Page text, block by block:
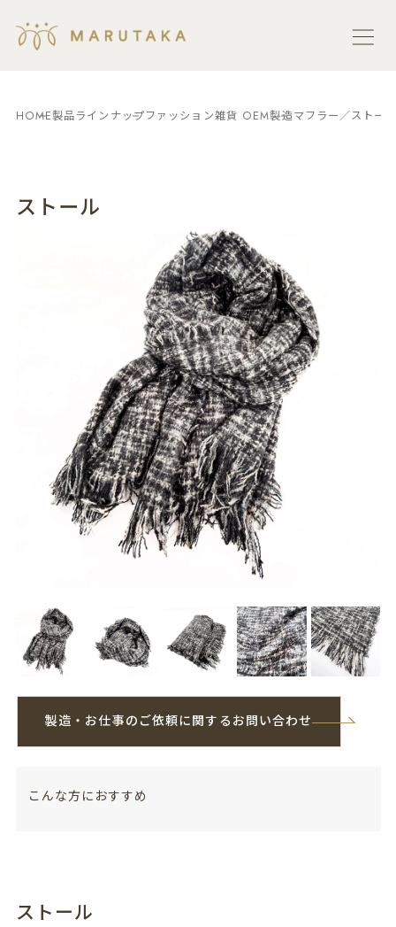
HOME製品ラインナップファッション雑貨 OEM製造マフラー／ストー
ストール
製造・お仕事のご依頼に関するお問い合わせ
こんな方におすすめ
ストール